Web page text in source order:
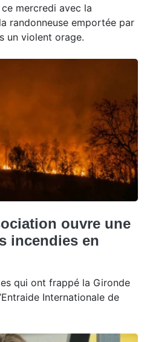
mercredi avec la
randonneuse emportée par
un violent orage.
ouvre une
incendies en
qui ont frappé la Gironde
Internationale de